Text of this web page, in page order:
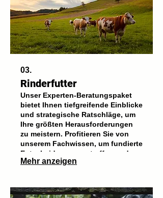
03.
Rinderfutter
Unser Experten-Beratungspaket
bietet Ihnen tiefgreifende Einblicke
und strategische Ratschläge, um
Ihre größten Herausforderungen
zu meistern. Profitieren Sie von
unserem Fachwissen, um fundierte
Entscheidungen zu treffen und
Ihren Erfolg zu beschleunigen.
Mehr anzeigen